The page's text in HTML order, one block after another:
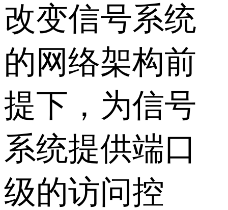
改变信号系统
的网络架构前
提下，为信号
系统提供端口
级的访问控